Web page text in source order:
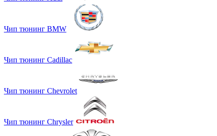
Чип тюнинг BMW
Чип тюнинг Cadillac
Чип тюнинг Chevrolet
Чип тюнинг Chrysler